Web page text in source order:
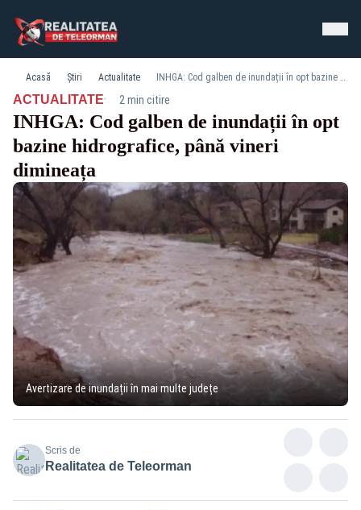
Acasă Știri Actualitate INHGA: Cod galben de inundații în opt bazine hidrografice, până vineri dimineața
ACTUALITATE· 2 min citire
INHGA: Cod galben de inundații în opt
bazine hidrografice, până vineri
dimineața
Avertizare de inundații în mai multe județe
Scris de
Realitatea de Teleorman